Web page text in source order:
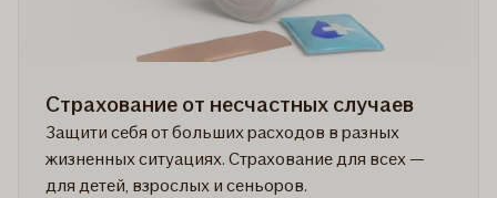
Страхование от несчастных случаев
Защити себя от больших расходов в разных
жизненных ситуациях. Страхование для всех —
для детей, взрослых и сеньоров.